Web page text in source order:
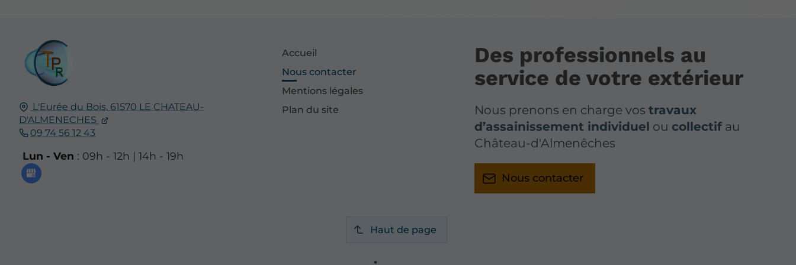
L'Eurée du Bois, 61570 LE CHATEAU-
D'ALMENECHES
09 74 56 12 43
Lun - Ven : 09h - 12h | 14h - 19h
Accueil
Nous contacter
Mentions légales
Plan du site
Des professionnels au
service de votre extérieur
Nous prenons en charge vostravaux
d’assainissement individuel ou collectif au
Château-d'Almenêches
Nous contacter
Haut de page